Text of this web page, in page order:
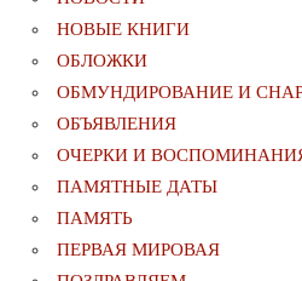
НОВЫЕ КНИГИ
ОБЛОЖКИ
ОБМУНДИРОВАНИЕ И
ОБЪЯВЛЕНИЯ
ОЧЕРКИ И
ПАМЯТНЫЕ ДАТЫ
ПАМЯТЬ
ПЕРВАЯ МИРОВАЯ